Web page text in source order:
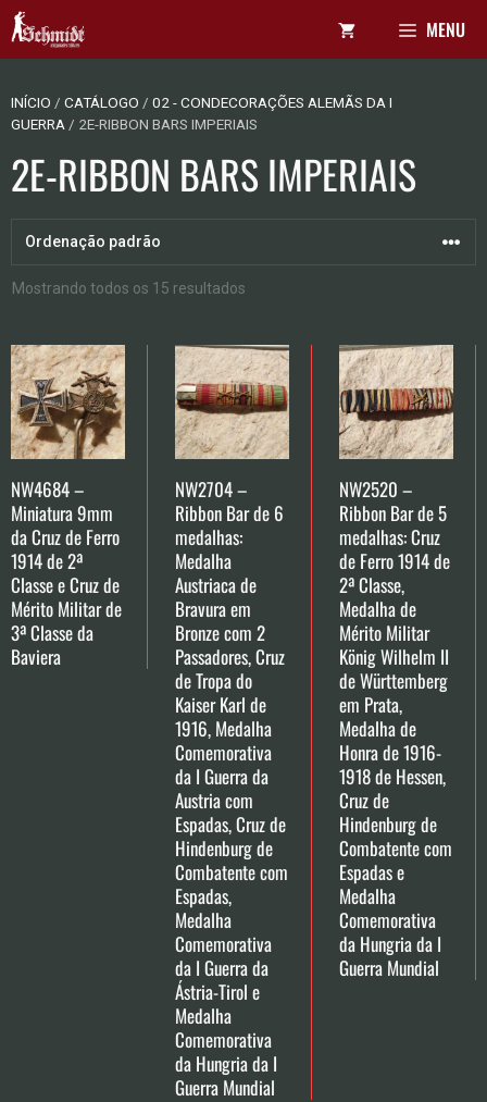
Pular
para
o
conteúdo
MENU
INÍCIO / CATÁLOGO / 02 - CONDECORAÇÕES ALEMÃS DA I
GUERRA / 2E-RIBBON BARS IMPERIAIS
2E-RIBBON BARS IMPERIAIS
Mostrando todos os 15 resultados
NW4684 –
Miniatura 9mm
da Cruz de Ferro
1914 de 2ª
Classe e Cruz de
Mérito Militar de
3ª Classe da
Baviera
NW2704 –
Ribbon Bar de 6
medalhas:
Medalha
Austriaca de
Bravura em
Bronze com 2
Passadores, Cruz
de Tropa do
Kaiser Karl de
1916, Medalha
Comemorativa
da I Guerra da
Austria com
Espadas, Cruz de
Hindenburg de
Combatente com
Espadas,
Medalha
Comemorativa
da I Guerra da
Ástria-Tirol e
Medalha
Comemorativa
da Hungria da I
Guerra Mundial
NW2520 –
Ribbon Bar de 5
medalhas: Cruz
de Ferro 1914 de
2ª Classe,
Medalha de
Mérito Militar
König Wilhelm II
de Württemberg
em Prata,
Medalha de
Honra de 1916-
1918 de Hessen,
Cruz de
Hindenburg de
Combatente com
Espadas e
Medalha
Comemorativa
da Hungria da I
Guerra Mundial